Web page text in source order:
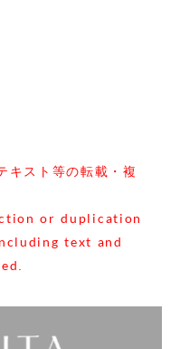
キスト等の転載・複
or duplication
text and